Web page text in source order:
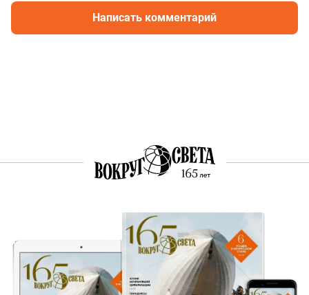
Написать комментарий